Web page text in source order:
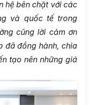
hệ bên chặt với các
và quốc tế trong
cũng lời cảm ơn
đã đồng hành, chia
tạo nên những giá